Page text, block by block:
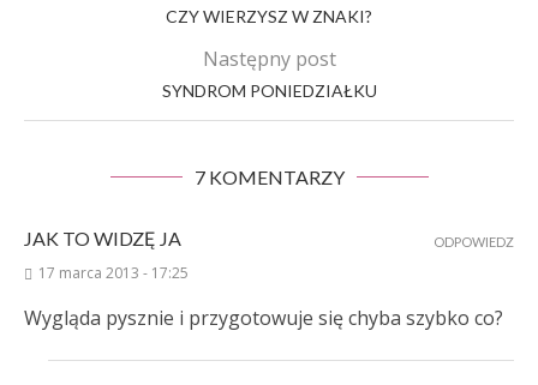
CZY WIERZYSZ W ZNAKI?
Następny post
SYNDROM PONIEDZIAŁKU
7 KOMENTARZY
JAK TO WIDZĘ JA
17 marca 2013 - 17:25
Wygląda pysznie i przygotowuje się chyba szybko co?
ODPOWIEDZ